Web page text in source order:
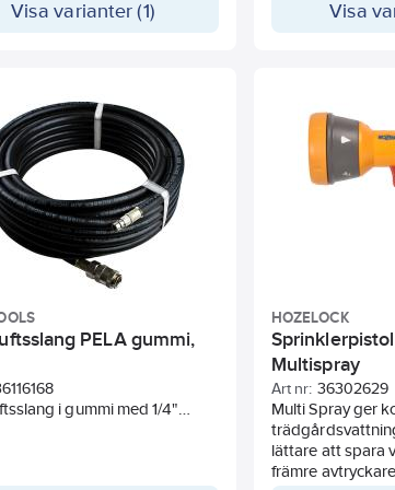
extra skydd mot
väggfäste, munstycke,
stoppkoppling och
1/2" & 3/4".
Visa varianter (1) Visa
PELA gummi,
i gummi med 1/4"
Komplett med
och
HOZELOCK
Multispray
Art nr: 36302629
Multi Spray ger
lättare att spara
främre